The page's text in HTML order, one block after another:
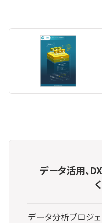
データ活用、
データ分析プロジ